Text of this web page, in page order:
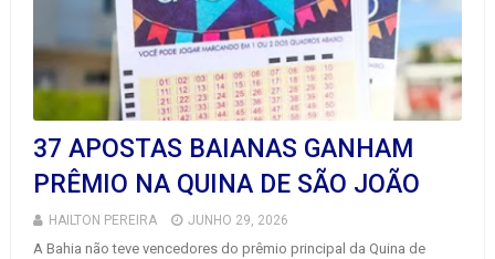
37 APOSTAS BAIANAS GANHAM
PRÊMIO NA QUINA DE SÃO JOÃO
HAILTON PEREIRA JUNHO 29, 2026
A Bahia não teve vencedores do prêmio principal da Quina de